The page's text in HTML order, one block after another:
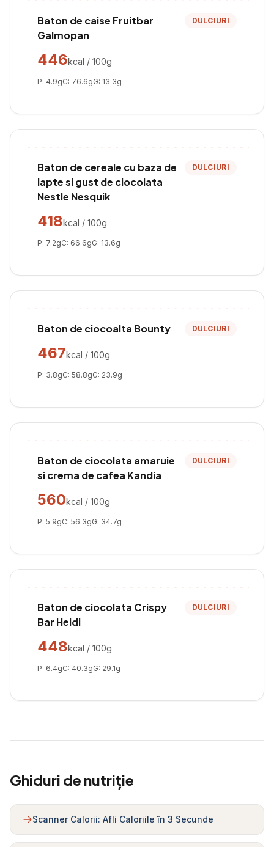
Baton de caise Fruitbar
Galmopan
DULCIURI
446kcal / 100g
P: 4.9gC: 76.6gG: 13.3g
Baton de cereale cu baza de
lapte si gust de ciocolata
Nestle Nesquik
DULCIURI
418kcal / 100g
P: 7.2gC: 66.6gG: 13.6g
Baton de ciocoalta Bounty DULCIURI
467kcal / 100g
P: 3.8gC: 58.8gG: 23.9g
Baton de ciocolata amaruie
si crema de cafea Kandia
DULCIURI
560kcal / 100g
P: 5.9gC: 56.3gG: 34.7g
Baton de ciocolata Crispy
Bar Heidi
DULCIURI
448kcal / 100g
P: 6.4gC: 40.3gG: 29.1g
Ghiduri de nutriție
Scanner Calorii: Afli Caloriile în 3 Secunde